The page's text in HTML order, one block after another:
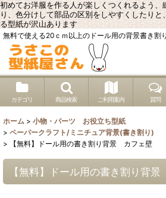
初めてお洋服を作る人が楽しくつくれるよう、
り、色分けして部品の区別をしやすくしたり
る型紙が沢山あります
無料で使える20ｃｍ以上のドール用の背景書き割
カテゴリ 商品検索 ご利用案内 質問
ホーム > 小物・パーツ お役立ち型紙
> ペーパークラフト/ミニチュア背景(書き割り)
>
【無料】ドール用の書き割り背景 カフェ壁
【無料】ドール用の書き割り背